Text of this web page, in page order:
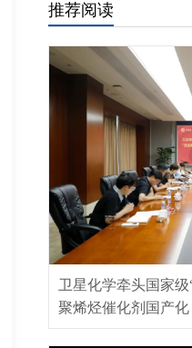
推荐阅读
卫星化学牵头国家
聚烯烃催化剂国产化